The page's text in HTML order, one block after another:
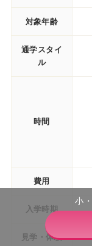
対象年齢
通学スタイ
ル
時間
費用
入学時期
見学・体験
小